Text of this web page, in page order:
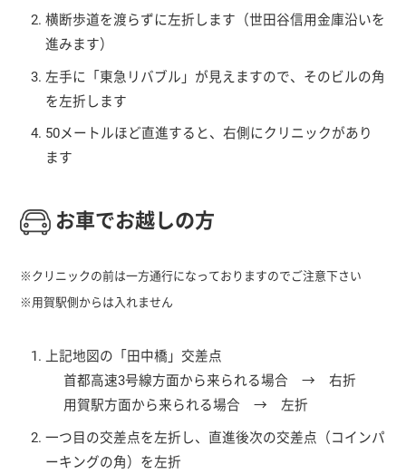
横断歩道を渡らずに左折します（世田谷信用金庫沿いを
進みます）
左手に「東急リバブル」が見えますので、そのビルの角
を左折します
50メートルほど直進すると、右側にクリニックがあり
ます
お車でお越しの方
※クリニックの前は一方通行になっておりますのでご注意下さい
※用賀駅側からは入れません
上記地図の「田中橋」交差点
首都高速3号線方面から来られる場合 → 右折
用賀駅方面から来られる場合 → 左折
一つ目の交差点を左折し、直進後次の交差点（コインパ
ーキングの角）を左折